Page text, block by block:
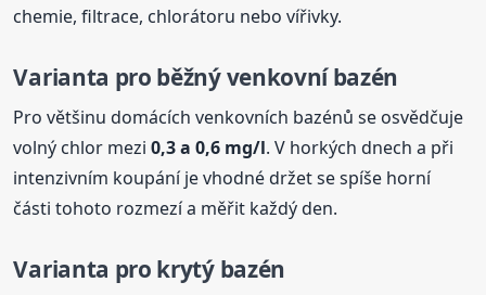
chemie, filtrace, chlorátoru nebo vířivky.
Varianta pro běžný venkovní bazén
Pro většinu domácích venkovních bazénů se osvědčuje
volný chlor mezi0,3 a 0,6 mg/l. V horkých dnech a při
intenzivním koupání je vhodné držet se spíše horní
části tohoto rozmezí a měřit každý den.
Varianta pro krytý bazén